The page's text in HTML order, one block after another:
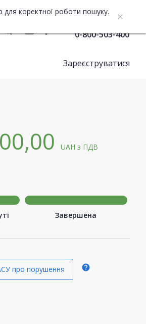
для коректної роботи пошуку.
0-800-503-400
Зареєструватися
UAHз ПДВ
Завершена
про порушення help